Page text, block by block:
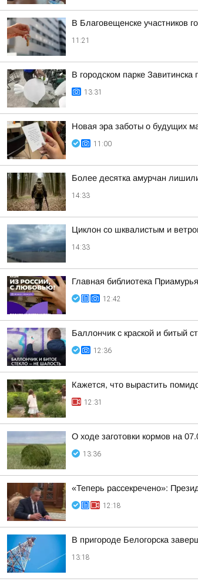
В Благовещенске участников
11:21
В городском парке
13:31
Новая эра заботы о будущих
11:00
Более десятка амурчан
14:33
Циклон со шквалистым и
14:33
Главная библиотека
12:42
Баллончик с краской и битый
12:36
Кажется, что вырастить
12:31
О ходе заготовки кормов на
13:36
«Теперь рассекречено»:
12:18
В пригороде Белогорска
13:18